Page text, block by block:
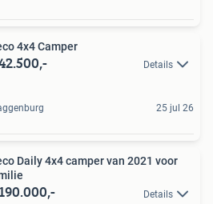
4x4 Camper
Details
25 jul 26
Daily 4x4 camper van 2021 voor
Details